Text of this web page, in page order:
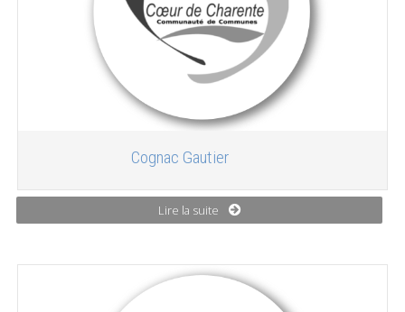
Cognac Gautier
Lire la suite